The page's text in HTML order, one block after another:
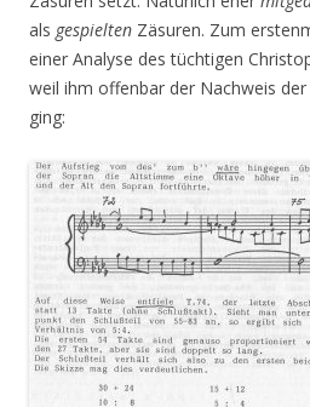
als gespielten Zäsuren. Zum
einer Analyse des tüchtigen
weil ihm offenbar der Nachweis
ging: